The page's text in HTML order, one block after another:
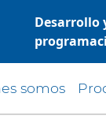
Desarrollo
somos